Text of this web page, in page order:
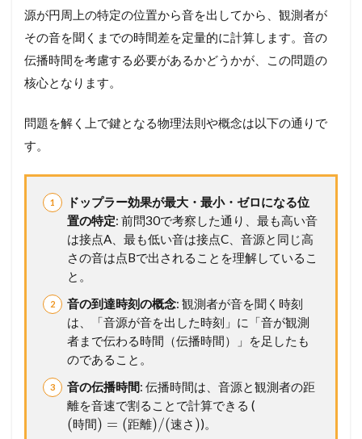
果
の
原
理
と
式
2
ッ
プ
ラ
ー
効
の
原
理
と
公
1.3
3
3
源が円周上の特定の位置から音を出してから、観測者が
その音を聞くまでの時間差を定量的に計算します。音の
伝播時間を考慮する必要があるかどうかが、この問題の
核心となります。
問題を解く上で鍵となる物理法則や概念は以下の通りで
す。
ドップラー効果が最大・最小・ゼロになる位
置の特定: 前問30で考察した通り、最も高い音
は接点A、最も低い音は接点C、音源と同じ高
さの音は点Bで出されることを理解しているこ
と。
音の到達時刻の概念: 観測者が音を聞く時刻
は、「音源が音を出した時刻」に「音が観測
者まで伝わる時間（伝播時間）」を足したも
のであること。
音の伝播時間: 伝播時間は、音源と観測者の距
離を音速で割ることで計算できる (
(時間) = (距離)/(速さ ))。